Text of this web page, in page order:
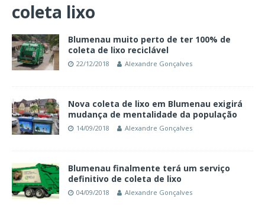
coleta lixo
Blumenau muito perto de ter 100% de
coleta de lixo reciclável
22/12/2018 Alexandre Gonçalves
Nova coleta de lixo em Blumenau exigirá
mudança de mentalidade da população
14/09/2018 Alexandre Gonçalves
Blumenau finalmente terá um serviço
definitivo de coleta de lixo
04/09/2018 Alexandre Gonçalves